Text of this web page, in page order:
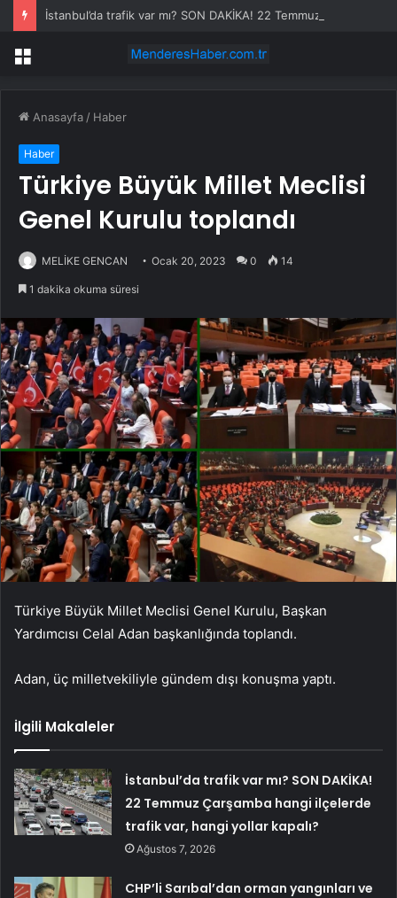
Menü
Anasayfa / Haber
Haber
Türkiye Büyük Millet Meclisi
Genel Kurulu toplandı
MELİKE GENCAN Ocak 20, 2023 0 14
1 dakika okuma süresi
Türkiye Büyük Millet Meclisi Genel Kurulu, Başkan
Yardımcısı Celal Adan başkanlığında toplandı.
Adan, üç milletvekiliyle gündem dışı konuşma yaptı.
İlgili Makaleler
İstanbul’da trafik var mı? SON DAKİKA!
22 Temmuz Çarşamba hangi ilçelerde
trafik var, hangi yollar kapalı?
Ağustos 7, 2026
CHP’li Sarıbal’dan orman yangınları ve